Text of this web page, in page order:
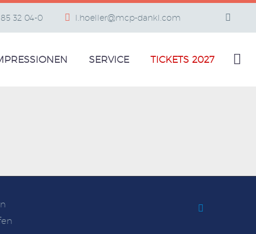
32 04-0 l.hoeller@mcp-dankl.com
SERVICE TICKETS 2027